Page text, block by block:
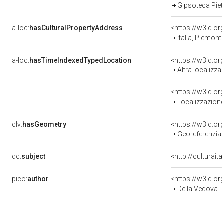
Gipsoteca
a-loc:hasCulturalPropertyAddress
<https://
Italia,
a-loc:hasTimeIndexedTypedLocation
<https://
Altra
<https://
clv:hasGeometry
<https://
dc:subject <http://
pico:author
<https://
Della Vedova